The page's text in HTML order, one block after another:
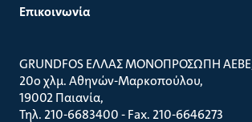
Επικοινωνία
GRUNDFOS ΕΛΛΑΣ ΜΟΝΟΠΡΟΣΩΠΗ ΑΕΒΕ
20ο χλμ. Αθηνών-Μαρκοπούλου
19002 Παιανία
Τηλ. 210-6683400 - Fax. 210-6646273